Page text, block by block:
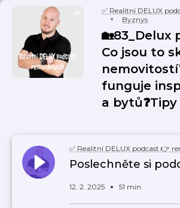
✅ Realitní DELUX
Byznys
🏡83_Delux
Co jsou to
funguje
a
✅ Realitní DELUX podcast 👉
Poslechněte si
12. 2. 2025 51 min